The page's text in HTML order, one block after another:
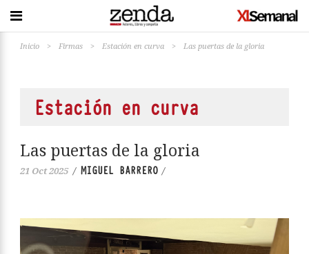
Inicio > Firmas > Estación en curva > Las puertas de la gloria
Estación en curva
Las puertas de la gloria
21 Oct 2025 / MIGUEL BARRERO /